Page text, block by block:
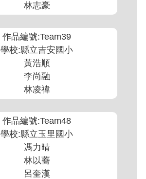
林志豪
作品編號:Team39
學校:縣立吉安國小
黃浩順
李尚融
林凌禕
作品編號:Team48
學校:縣立玉里國小
馮力晴
林以蕎
呂奎漢